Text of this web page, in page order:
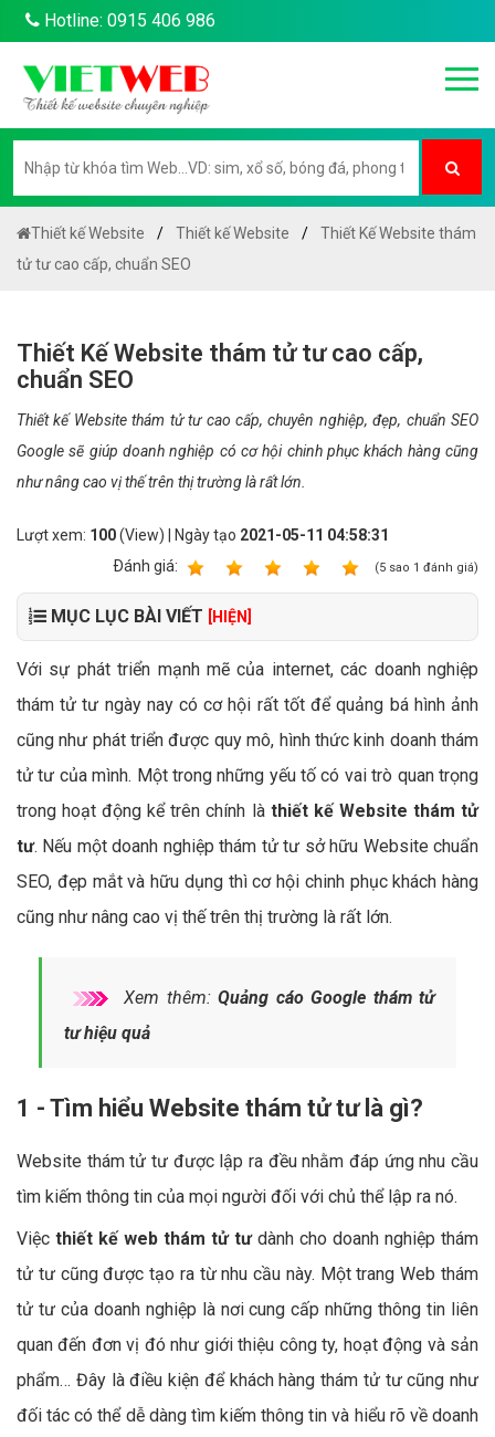
Hotline: 0915 406 986
Thiết kế Website Thiết kế Website
Thiết Kế Website thám
tử tư cao cấp, chuẩn SEO
Thiết Kế Website thám tử tư cao cấp,
chuẩn SEO
Thiết kế Website thám tử tư cao cấp, chuyên nghiệp, đẹp, chuẩn SEO
Google sẽ giúp doanh nghiệp có cơ hội chinh phục khách hàng cũng
như nâng cao vị thế trên thị trường là rất lớn.
Lượt xem: 100(View) | Ngày tạo 2021-05-11 04:58:31
Ðánh giá:
(5 sao 1 đánh giá)
MỤC LỤC BÀI VIẾT [HIỆN]
Với sự phát triển mạnh mẽ của internet, các doanh nghiệp
thám tử tư ngày nay có cơ hội rất tốt để quảng bá hình ảnh
cũng như phát triển được quy mô, hình thức kinh doanh thám
tử tư của mình. Một trong những yếu tố có vai trò quan trọng
trong hoạt động kể trên chính là thiết kế Website thám tử
tư. Nếu một doanh nghiệp thám tử tư sở hữu Website chuẩn
SEO, đẹp mắt và hữu dụng thì cơ hội chinh phục khách hàng
cũng như nâng cao vị thế trên thị trường là rất lớn.
Xem thêm:Quảng cáo Google thám tử
tư hiệu quả
1 - Tìm hiểu Website thám tử tư là gì?
Website thám tử tư được lập ra đều nhằm đáp ứng nhu cầu
tìm kiếm thông tin của mọi người đối với chủ thể lập ra nó.
Việc thiết kế web thám tử tưdành cho doanh nghiệp thám
tử tư cũng được tạo ra từ nhu cầu này. Một trang Web thám
tử tư của doanh nghiệp là nơi cung cấp những thông tin liên
quan đến đơn vị đó như giới thiệu công ty, hoạt động và sản
phẩm… Đây là điều kiện để khách hàng thám tử tư cũng như
đối tác có thể dễ dàng tìm kiếm thông tin và hiểu rõ về doanh